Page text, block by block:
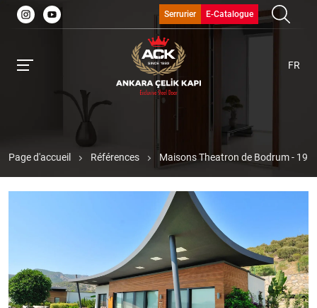
Serrurier E-Catalogue
FR
Page d'accueil Références Maisons Theatron de Bodrum - 19